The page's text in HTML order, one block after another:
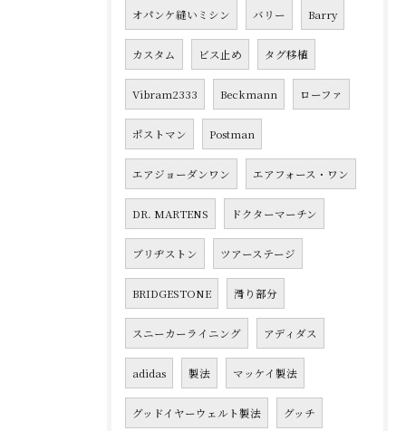
オパンケ縫いミシン バリー Barry
カスタム ビス止め タグ移植
Vibram2333 Beckmann ローファ
ポストマン Postman
エアジョーダンワン エアフォース・ワン
DR. MARTENS ドクターマーチン
ブリヂストン ツアーステージ
BRIDGESTONE 滑り部分
スニーカーライニング アディダス
adidas 製法 マッケイ製法
グッドイヤーウェルト製法 グッチ